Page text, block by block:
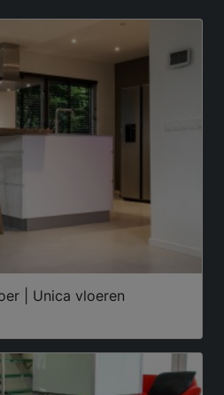
| Unica vloeren